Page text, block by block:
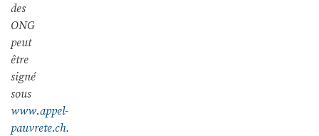
des
ONG
peut
être
signé
sous
www.appel-
pauvrete.ch.